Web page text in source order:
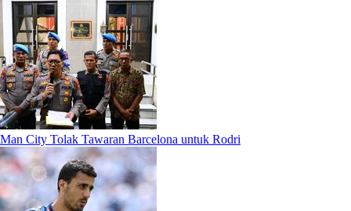
Man City Tolak Tawaran Barcelona untuk Rodri